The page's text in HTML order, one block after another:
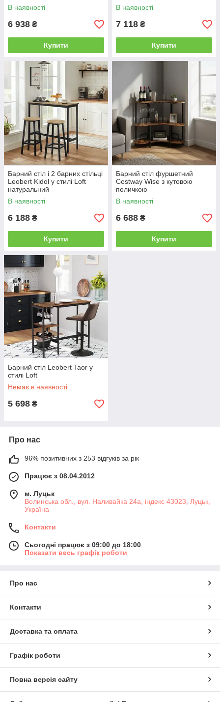
В наявності
6 938 ₴
Купити
В наявності
7 118 ₴
Купити
Барний стіл і 2 барних стільці
Leobert Kidol у стилі Loft
натуральний
В наявності
6 188 ₴
Купити
Барний стіл фуршетний
Costway Wise з кутовою
поличкою
В наявності
6 688 ₴
Купити
Барний стіл Leobert Taor у
стилі Loft
Немає в наявності
5 698 ₴
Про нас
96% позитивних з 253 відгуків за рік
Працює з 08.04.2012
м. Луцьк
Волинська обл., вул. Наливайка 24а, індекс 43023, Луцьк,
Україна
Контакти
Сьогодні працює з 09:00 до 18:00
Показати весь графік роботи
Про нас
Контакти
Доставка та оплата
Графік роботи
Повна версія сайту